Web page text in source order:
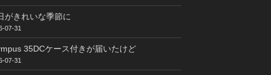
がきれいな季節に
07-31
35DCケース付きが届いたけど
07-31